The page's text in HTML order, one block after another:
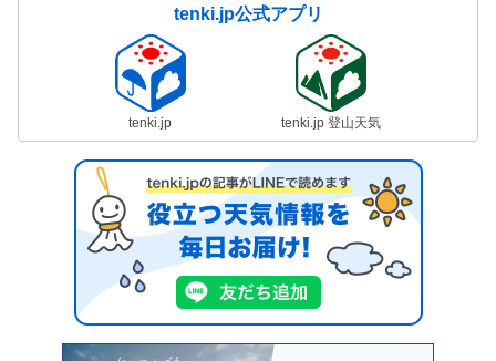
tenki.jp公式アプリ
tenki.jp tenki.jp 登山天気